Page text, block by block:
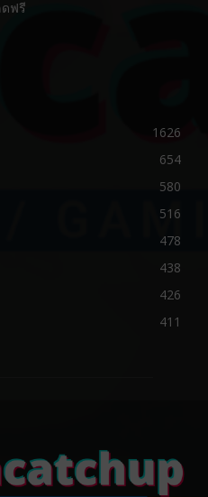
ฟรี
1626
654
580
516
478
438
426
411